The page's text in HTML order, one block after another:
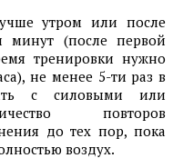
утром или после
минут (после первой
тренировки нужно
не менее 5-ти раз в
с силовыми или
повторов
до тех пор, пока
воздух.